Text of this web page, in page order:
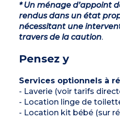
* Un ménage d’appoint
rendus dans un état
nécessitant une
travers de la caution.
Pensez y
Services optionnels à
- Laverie (voir tarifs
- Location linge de
- Location kit bébé (sur